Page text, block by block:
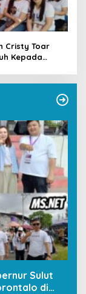
Cristy Toar
Kepada
Sulut
di